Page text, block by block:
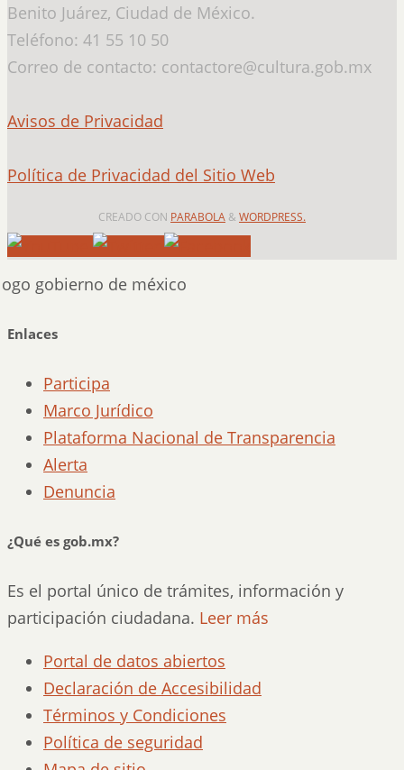
Benito Juárez, Ciudad de México.
Teléfono: 41 55 10 50
Correo de contacto: contactore@cultura.gob.mx
Avisos de Privacidad
Política de Privacidad del Sitio Web
CREADO CON PARABOLA & WORDPRESS.
Enlaces
Participa
Marco Jurídico
Plataforma Nacional de Transparencia
Alerta
Denuncia
¿Qué es gob.mx?
Es el portal único de trámites, información y
participación ciudadana. Leer más
Portal de datos abiertos
Declaración de Accesibilidad
Términos y Condiciones
Política de seguridad